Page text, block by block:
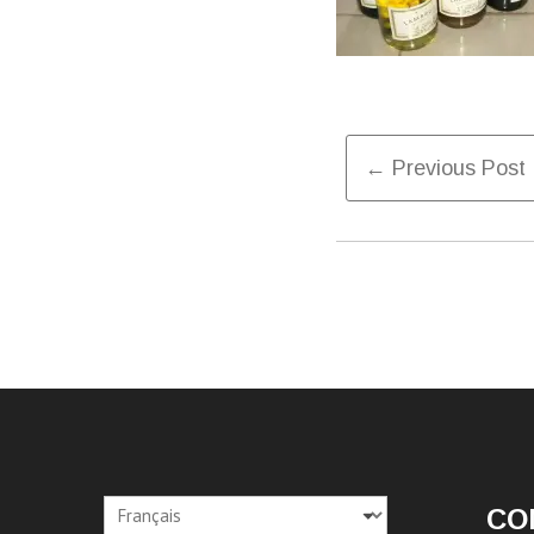
Post
← Previous Post
Choisir